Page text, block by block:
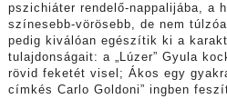
pszichiáter rendelő-nappalijába, a
színesebb-vörösebb, de nem
pedig kiválóan egészítik ki a
tulajdonságait: a „Lúzer” Gyula
rövid feketét visel; Ákos egy
címkés Carlo Goldoni” ingben